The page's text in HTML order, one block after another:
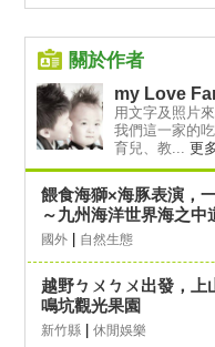
關於作者
my Love
用文字及照片
我們這一家的
育兒、教... 更
餵食海獅×海豚表演，
～九州海洋世界海之中
國外 自然生態
越野ㄅㄨㄅㄨ出發，上
鳴坑觀光果園
新竹縣 休閒娛樂